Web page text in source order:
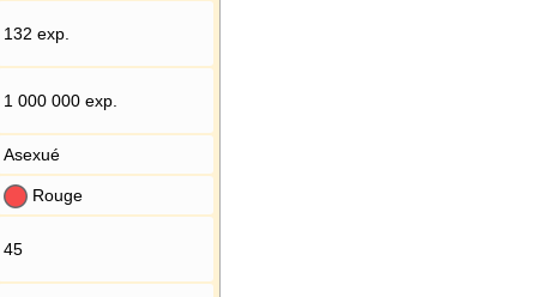
132 exp.
1 000 000 exp.
Asexué
Rouge
45